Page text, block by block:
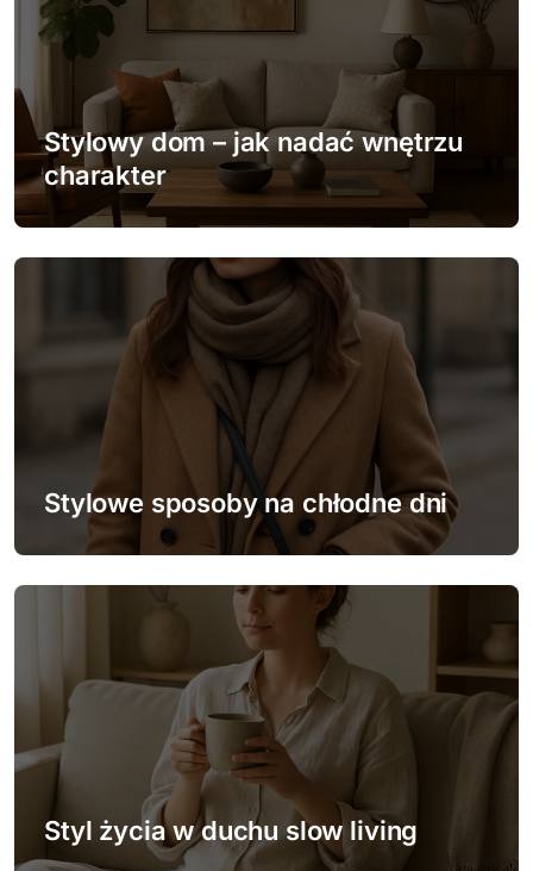
a
w
p
i
Stylowy dom – jak nadać wnętrzu
charakter
Stylowe sposoby na chłodne dni
Styl życia w duchu slow living